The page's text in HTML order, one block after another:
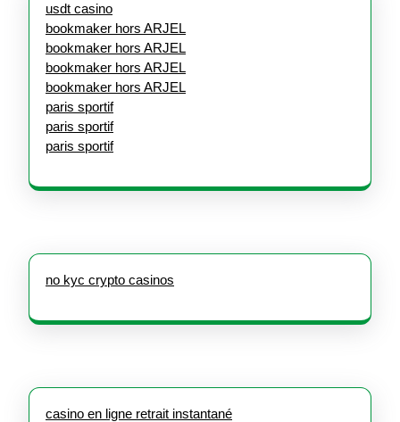
usdt casino
bookmaker hors ARJEL
bookmaker hors ARJEL
bookmaker hors ARJEL
bookmaker hors ARJEL
paris sportif
paris sportif
paris sportif
no kyc crypto casinos
casino en ligne retrait instantané